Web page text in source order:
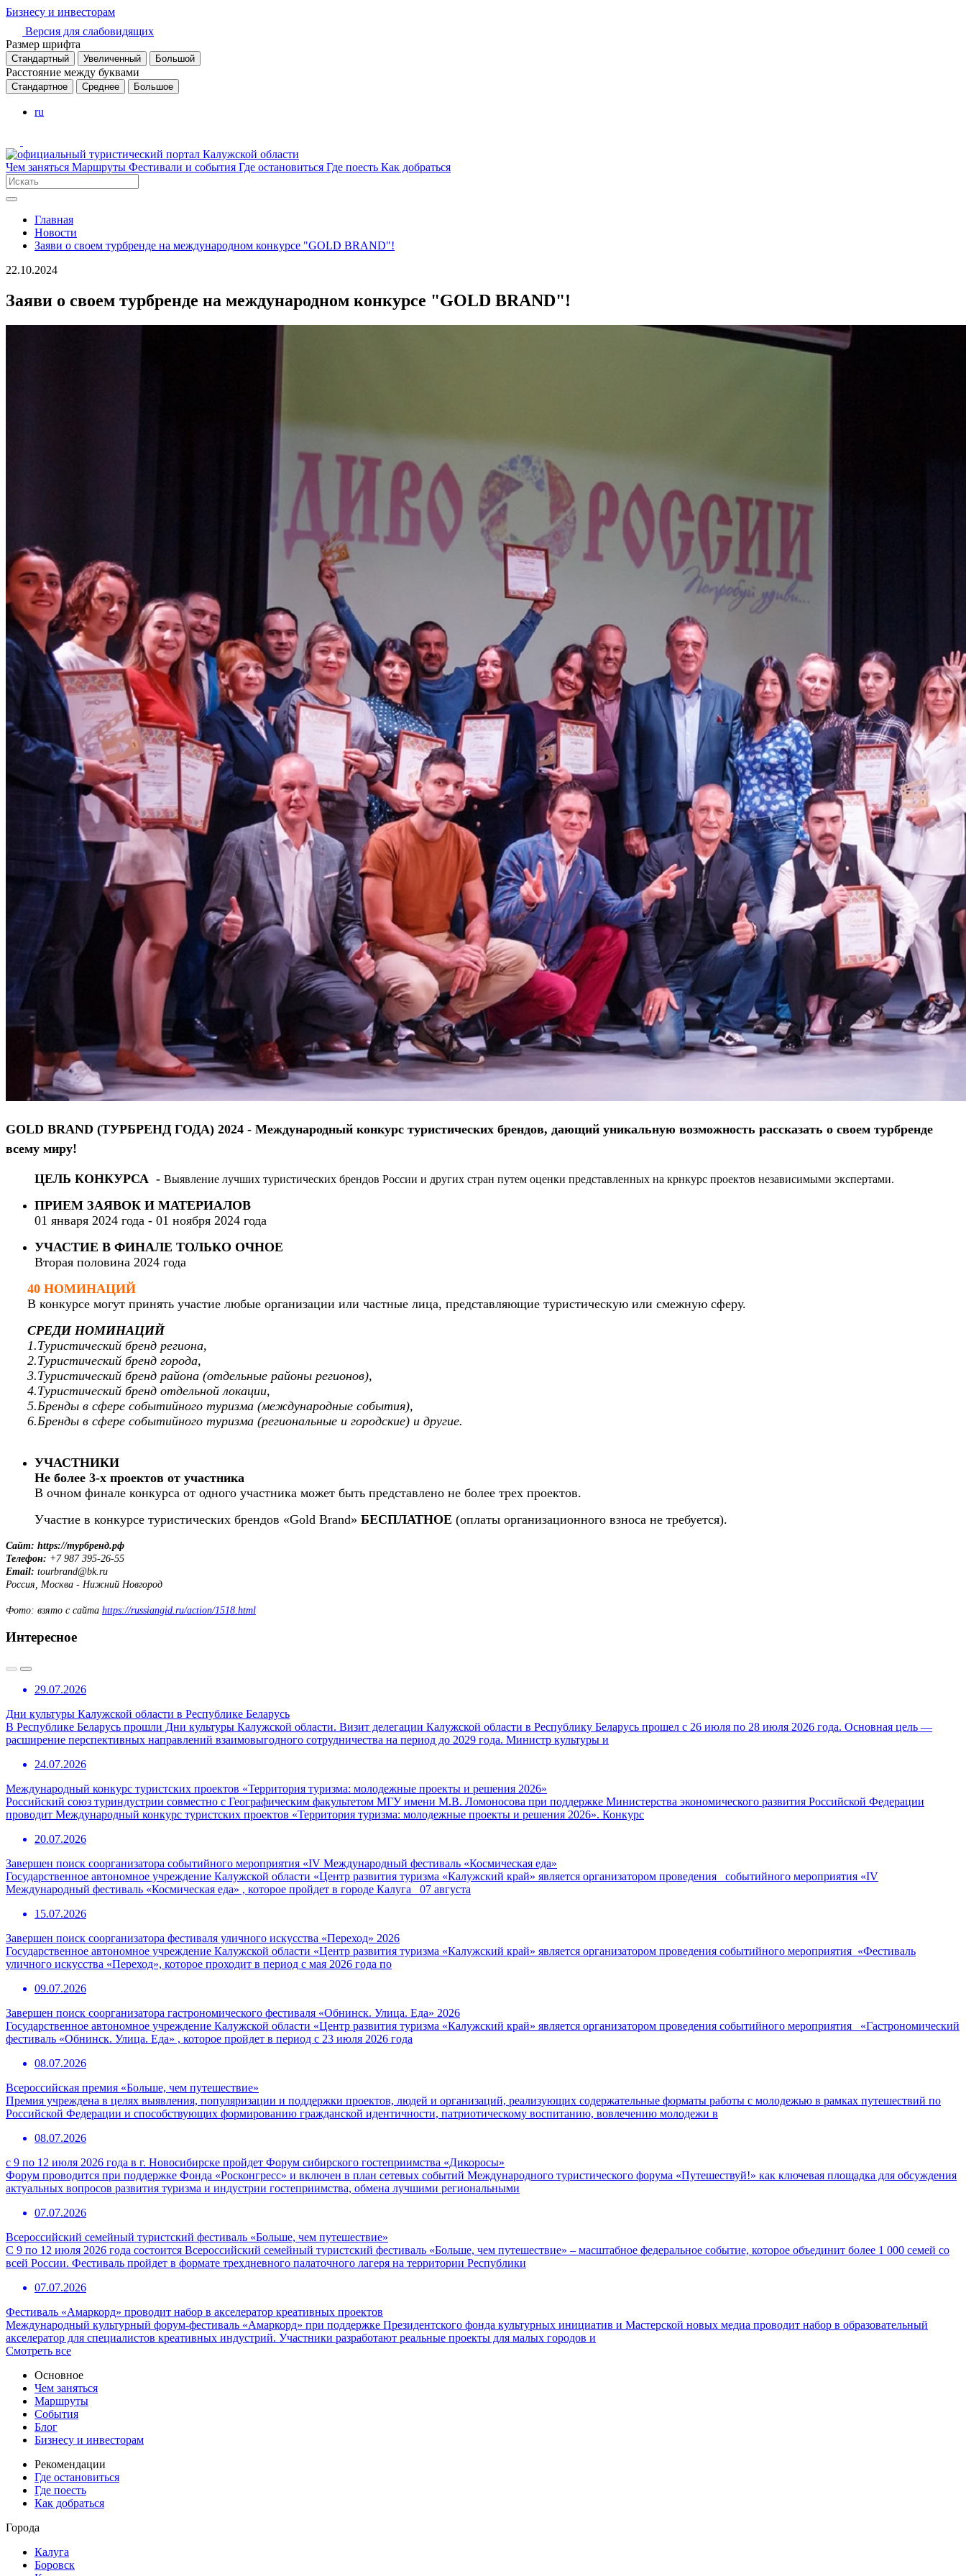
Бизнесу и инвесторам
Версия для слабовидящих
Размер шрифта
Стандартный Увеличенный Большой
Расстояние между буквами
Стандартное Среднее Большое
ru
Чем заняться Маршруты Фестивали и события Где остановиться Где поесть Как добраться
Главная
Новости
Заяви о своем турбренде на международном конкурсе "GOLD BRAND"!
22.10.2024
Заяви о своем турбренде на международном конкурсе "GOLD BRAND"!
GOLD BRAND (ТУРБРЕНД ГОДА) 2024 - Международный конкурс туристических брендов, дающий уникальную возможность рассказать о своем турбренде
всему миру!
ЦЕЛЬ КОНКУРСА - Выявление лучших туристических брендов России и других стран путем оценки представленных на крнкурс проектов независимыми экспертами.
ПРИЕМ ЗАЯВОК И МАТЕРИАЛОВ
01 января 2024 года - 01 ноября 2024 года
УЧАСТИЕ В ФИНАЛЕ ТОЛЬКО ОЧНОЕ
Вторая половина 2024 года
40 НОМИНАЦИЙ
В конкурсе могут принять участие любые организации или частные лица, представляющие туристическую или смежную сферу.
СРЕДИ НОМИНАЦИЙ
1.Туристический бренд региона,
2.Туристический бренд города,
3.Туристический бренд района (отдельные районы регионов),
4.Туристический бренд отдельной локации,
5.Бренды в сфере событийного туризма (международные события),
6.Бренды в сфере событийного туризма (региональные и городские) и другие.
УЧАСТНИКИ
Не более 3-х проектов от участника
В очном финале конкурса от одного участника может быть представлено не более трех проектов.
Участие в конкурсе туристических брендов «Gold Brand» БЕСПЛАТНОЕ (оплаты организационного взноса не требуется).
Сайт: https://турбренд.рф
Телефон: +7 987 395-26-55
Email: tourbrand@bk.ru
Россия, Москва - Нижний Новгород
Фото: взято с сайта https://russiangid.ru/action/1518.html
Интересное
29.07.2026
Дни культуры Калужской области в Республике Беларусь
В Республике Беларусь прошли Дни культуры Калужской области. Визит делегации Калужской области в Республику Беларусь прошел с 26 июля по 28 июля 2026 года. Основная цель —
расширение перспективных направлений взаимовыгодного сотрудничества на период до 2029 года. Министр культуры и
24.07.2026
Международный конкурс туристских проектов «Территория туризма: молодежные проекты и решения 2026»
Российский союз туриндустрии совместно с Географическим факультетом МГУ имени М.В. Ломоносова при поддержке Министерства экономического развития Российской Федерации
проводит Международный конкурс туристских проектов «Территория туризма: молодежные проекты и решения 2026». Конкурс
20.07.2026
Завершен поиск соорганизатора событийного мероприятия «IV Международный фестиваль «Космическая еда»
Государственное автономное учреждение Калужской области «Центр развития туризма «Калужский край» является организатором проведения событийного мероприятия «IV
Международный фестиваль «Космическая еда» , которое пройдет в городе Калуга 07 августа
15.07.2026
Завершен поиск соорганизатора фестиваля уличного искусства «Переход» 2026
Государственное автономное учреждение Калужской области «Центр развития туризма «Калужский край» является организатором проведения событийного мероприятия «Фестиваль
уличного искусства «Переход», которое проходит в период с мая 2026 года по
09.07.2026
Завершен поиск соорганизатора гастрономического фестиваля «Обнинск. Улица. Еда» 2026
Государственное автономное учреждение Калужской области «Центр развития туризма «Калужский край» является организатором проведения событийного мероприятия «Гастрономический
фестиваль «Обнинск. Улица. Еда» , которое пройдет в период с 23 июля 2026 года
08.07.2026
Всероссийская премия «Больше, чем путешествие»
Премия учреждена в целях выявления, популяризации и поддержки проектов, людей и организаций, реализующих содержательные форматы работы с молодежью в рамках путешествий по
Российской Федерации и способствующих формированию гражданской идентичности, патриотическому воспитанию, вовлечению молодежи в
08.07.2026
с 9 по 12 июля 2026 года в г. Новосибирске пройдет Форум сибирского гостеприимства «Дикоросы»
Форум проводится при поддержке Фонда «Росконгресс» и включен в план сетевых событий Международного туристического форума «Путешествуй!» как ключевая площадка для обсуждения
актуальных вопросов развития туризма и индустрии гостеприимства, обмена лучшими региональными
07.07.2026
Всероссийский семейный туристский фестиваль «Больше, чем путешествие»
С 9 по 12 июля 2026 года состоится Всероссийский семейный туристский фестиваль «Больше, чем путешествие» – масштабное федеральное событие, которое объединит более 1 000 семей со
всей России. Фестиваль пройдет в формате трехдневного палаточного лагеря на территории Республики
07.07.2026
Фестиваль «Амаркорд» проводит набор в акселератор креативных проектов
Международный культурный форум-фестиваль «Амаркорд» при поддержке Президентского фонда культурных инициатив и Мастерской новых медиа проводит набор в образовательный
акселератор для специалистов креативных индустрий. Участники разработают реальные проекты для малых городов и
Смотреть все
Основное
Чем заняться
Маршруты
События
Блог
Бизнесу и инвесторам
Рекомендации
Где остановиться
Где поесть
Как добраться
Города
Калуга
Боровск